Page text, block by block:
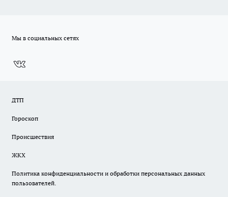
Мы в социальных сетях
ДТП
Гороскоп
Происшествия
ЖКХ
Политика конфиденциальности и обработки персональных данных
пользователей.